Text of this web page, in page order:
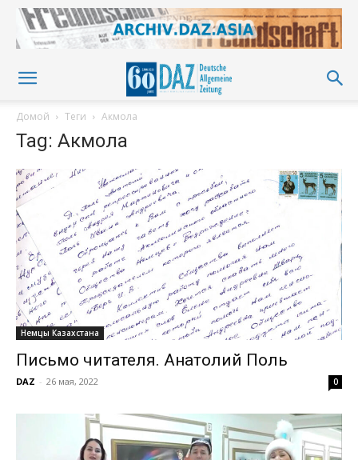
Домой Теги Акмола
Tag: Акмола
Немцы Казахстана
Письмо читателя. Анатолий Поль
DAZ - 26 мая, 2022 0